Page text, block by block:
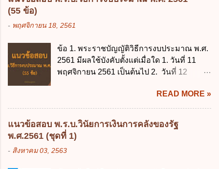
(55 ข้อ)
- พฤศจิกายน 18, 2561
ข้อ 1. พระราชบัญญัติวิธีการงบประมาณ พ.ศ.
2561 มีผลใช้บังคับตั้งแต่เมื่อใด 1. วันที่ 11
พฤศจิกายน 2561 เป็นต้นไป 2. วันที่ 12
พฤศจิกายน 2561 เป็นต้นไป 4. วันที่ 14
พฤศจิกายน 2561 เป็นต้นไป ข้อ 2. พระราช
บัญญัติวิธีการงบประมาณ พ.ศ. 2561 ไม่ได้
ยกเลิกกฎหมายฉบับใด 1. พระราชบัญญัติวิธี
การงบประมาณ พ.ศ. 2502 2. พระราชบัญญัติ
วิธีการงบประมาณ (ฉบับที่ 3) พ.ศ. 2511 3.
READ MORE »
แนวข้อสอบ พ.ร.บ.วินัยการเงินการคลังของรัฐ
พ.ศ.2561 (ชุดที่ 1)
- สิงหาคม 03, 2563